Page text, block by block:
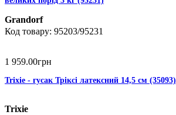
Grandorf
95203/95231
1 959.00грн
Trixie - гусак Тріксі латексний 14,5 см (35093)
Trixie